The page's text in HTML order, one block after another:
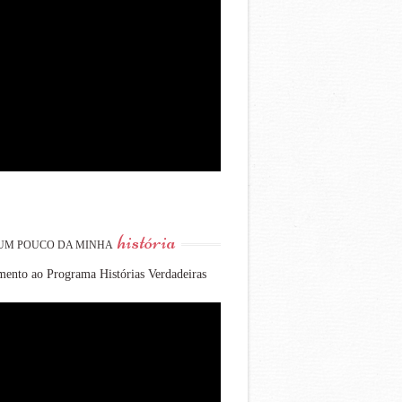
POUCO DA MINHA história
ao Programa Histórias Verdadeiras